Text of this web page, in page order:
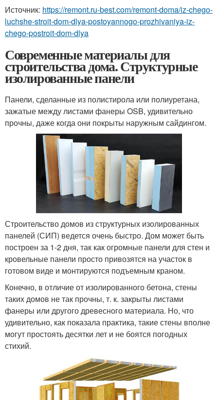
Источник: https://remont.ru-best.com/remont-doma/iz-chego-
luchshe-stroit-dom-dlya-postoyannogo-prozhivaniya-iz-
chego-postroit-dom-dlya
Современные материалы для
строительства дома. Структурные
изолированные панели
Панели, сделанные из полистирола или полиуретана,
зажатые между листами фанеры OSB, удивительно
прочны, даже когда они покрыты наружным сайдингом.
Строительство домов из структурных изолированных
панелей (СИП) ведется очень быстро. Дом может быть
построен за 1-2 дня, так как огромные панели для стен и
кровельные панели просто привозятся на участок в
готовом виде и монтируются подъемным краном.
Конечно, в отличие от изолированного бетона, стены
таких домов не так прочны, т. к. закрыты листами
фанеры или другого древесного материала. Но, что
удивительно, как показала практика, такие стены вполне
могут простоять десятки лет и не боятся погодных
стихий.